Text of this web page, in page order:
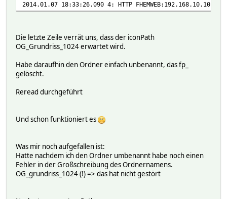
2014.01.07 18:33:26.090 4: HTTP
Die letzte Zeile verrät uns, dass der iconPath
OG_Grundriss_1024 erwartet wird.
Habe daraufhin den Ordner einfach unbenannt, das fp_
gelöscht.
Reread durchgeführt
Und schon funktioniert es
Was mir noch aufgefallen ist:
Hatte nachdem ich den Ordner umbenannt habe noch einen
Fehler in der Großschreibung des Ordnernamens.
OG_grundriss_1024 (!) => das hat nicht gestört